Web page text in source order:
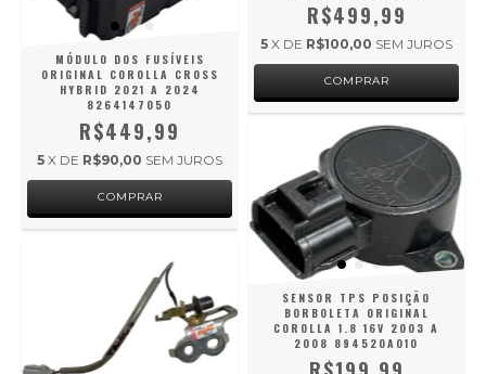
MÓDULO DOS FUSÍVEIS
ORIGINAL COROLLA CROSS
HYBRID 2021 A 2024
8264147050
R$449,99
5 X DE R$90,00 SEM JUROS
R$499,99
5 X DE R$100,00 SEM JUROS
SENSOR TPS POSIÇÃO
BORBOLETA ORIGINAL
COROLLA 1.8 16V 2003 A
2008 894520A010